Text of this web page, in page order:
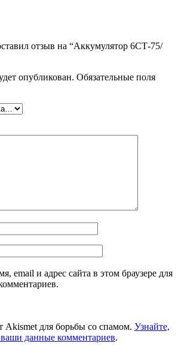
отзыв на “Аккумулятор 6СТ-75/
опубликован. Обязательные поля
email и адрес сайта в этом браузере для
Akismet для борьбы со спамом. Узнайте,
данные комментариев.